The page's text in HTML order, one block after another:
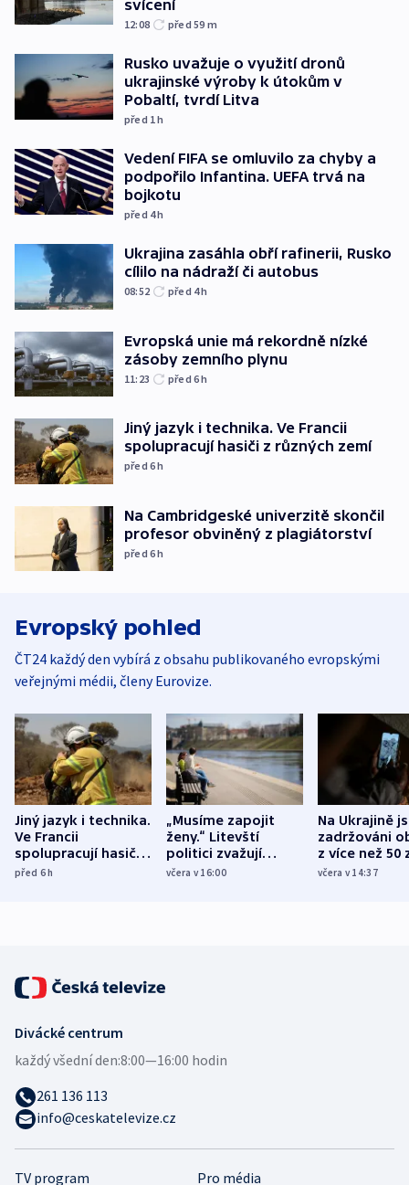
svícení
12:08 před 59 m
Rusko uvažuje o využití dronů
ukrajinské výroby k útokům v
Pobaltí, tvrdí Litva
před 1h
Vedení FIFA se omluvilo za chyby a
podpořilo Infantina. UEFA trvá na
bojkotu
před 4h
Ukrajina zasáhla obří rafinerii, Rusko
cílilo na nádraží či autobus
08:52 před 4h
Evropská unie má rekordně nízké
zásoby zemního plynu
11:23 před 6h
Jiný jazyk i technika. Ve Francii
spolupracují hasiči z různých zemí
před 6h
Na Cambridgeské univerzitě skončil
profesor obviněný z plagiátorství
před 6h
Evropský pohled
ČT24 každý den vybírá z obsahu publikovaného evropskými
veřejnými médii, členy Eurovize.
Jiný jazyk i technika.
Ve Francii
spolupracují hasiči z
různých zemí
před 6h
„Musíme zapojit
ženy.“ Litevští
politici zvažují
dohodu o
včera v 16:00
Na Ukrajině
zadržováni
z více než 50
Bojovali na
včera v 14:37
TV program Pro média
Divácké centrum
každý všední den:8:00—16:00 hodin
261 136 113
info@ceskatelevize.cz